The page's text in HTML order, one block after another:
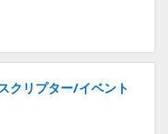
クリプター/イベント